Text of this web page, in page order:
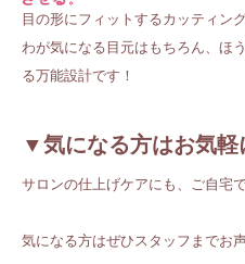
目の形にフィットするカッティン
わが気になる目元はもちろん、ほ
る万能設計です！
▼気になる方はお気軽
サロンの仕上げケアにも、ご自宅
気になる方はぜひスタッフまでお